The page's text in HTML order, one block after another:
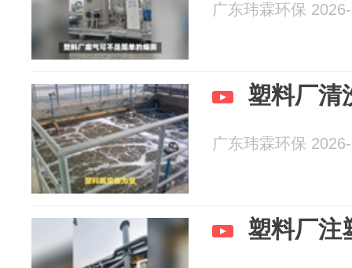
广东玮霖环保
塑料厂清
广东玮霖环保
塑料厂注